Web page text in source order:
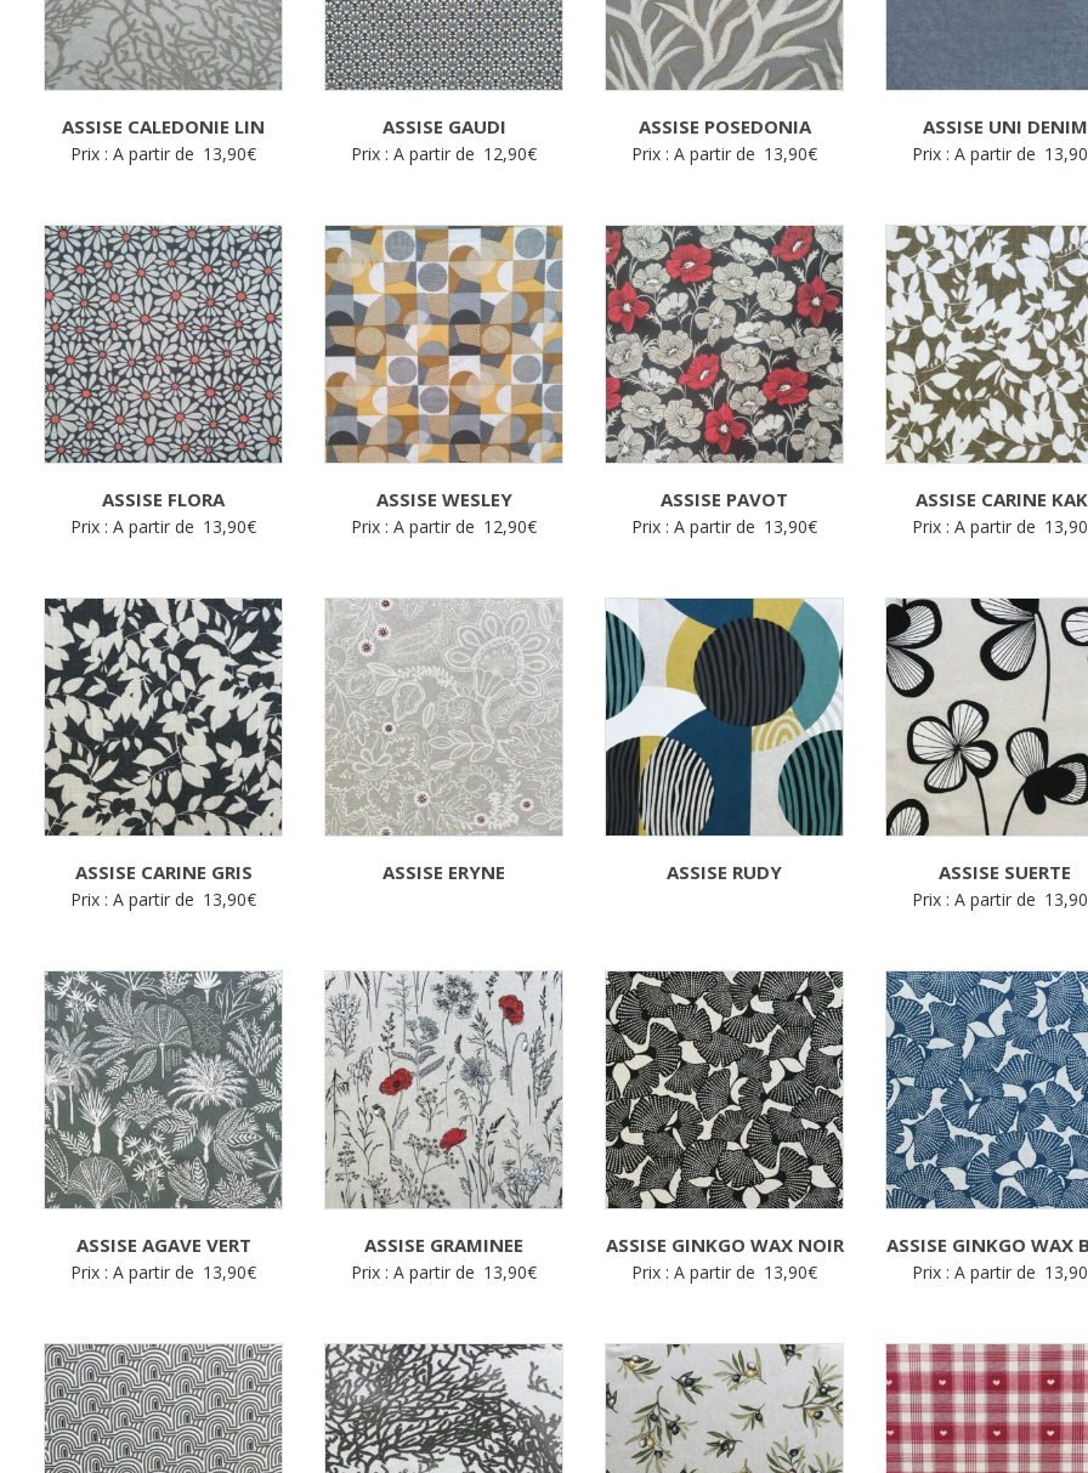
ASSISE CALEDONIE LIN
Prix : A partir de 13,90€
ASSISE GAUDI
Prix : A partir de 12,90€
ASSISE POSEDONIA
Prix : A partir de 13,90€
ASSISE UNI DENIM
Prix : A partir de 13,90
ASSISE FLORA
Prix : A partir de 13,90€
ASSISE WESLEY
Prix : A partir de 12,90€
ASSISE PAVOT
Prix : A partir de 13,90€
ASSISE CARINE
Prix : A partir de 13,90
ASSISE CARINE GRIS
Prix : A partir de 13,90€
ASSISE ERYNE ASSISE RUDY ASSISE SUERTE
Prix : A partir de 13,90
ASSISE AGAVE VERT
Prix : A partir de 13,90€
ASSISE GRAMINEE
Prix : A partir de 13,90€
ASSISE GINKGO WAX NOIR
Prix : A partir de 13,90€
ASSISE GINKGO WAX
Prix : A partir de 13,90